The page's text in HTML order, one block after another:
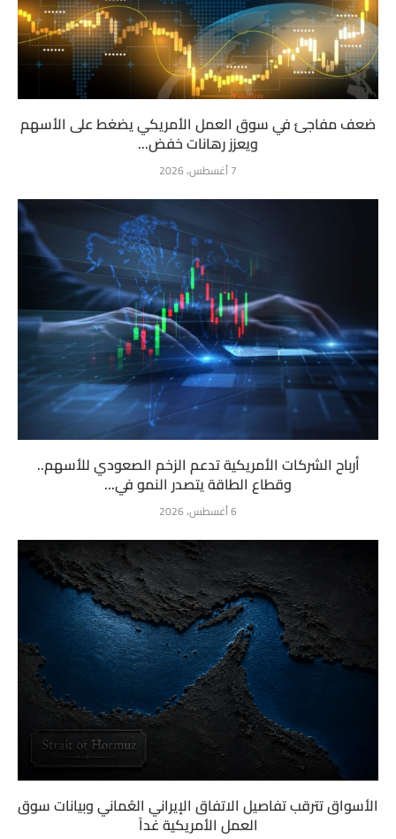
ضعف مفاجئ في سوق العمل الأمريكي يضغط على الأسهم
ويعزز رهانات خفض...
7 أغسطس، 2026
أرباح الشركات الأمريكية تدعم الزخم الصعودي للأسهم..
وقطاع الطاقة يتصدر النمو في...
6 أغسطس، 2026
الأسواق تترقب تفاصيل الاتفاق الإيراني العُماني وبيانات سوق
العمل الأمريكية غداً